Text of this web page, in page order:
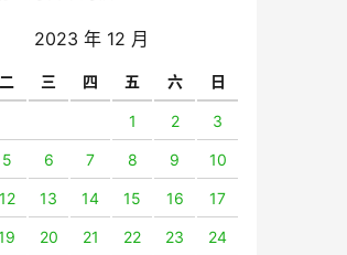
2023 年 12 月
二 三 四 五 六 日
1 2 3
5 6 7 8 9 10
12 13 14 15 16 17
20 21 22 23 24